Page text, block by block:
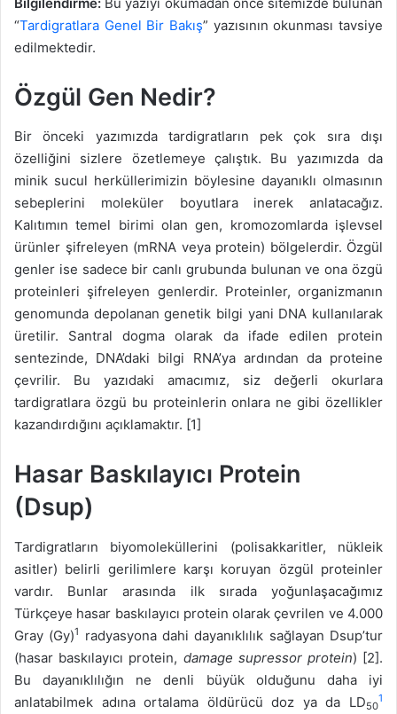
“Tardigratlara Genel Bir Bakış” yazısının okunması tavsiye
edilmektedir.
Özgül Gen Nedir?
Bir önceki yazımızda tardigratların pek çok sıra dışı
özelliğini sizlere özetlemeye çalıştık. Bu yazımızda da
minik sucul herküllerimizin böylesine dayanıklı olmasının
sebeplerini moleküler boyutlara inerek anlatacağız.
Kalıtımın temel birimi olan gen, kromozomlarda işlevsel
ürünler şifreleyen (mRNA veya protein) bölgelerdir. Özgül
genler ise sadece bir canlı grubunda bulunan ve ona özgü
proteinleri şifreleyen genlerdir. Proteinler, organizmanın
genomunda depolanan genetik bilgi yani DNA kullanılarak
üretilir. Santral dogma olarak da ifade edilen protein
sentezinde, DNA’daki bilgi RNA’ya ardından da proteine
çevrilir. Bu yazıdaki amacımız, siz değerli okurlara
tardigratlara özgü bu proteinlerin onlara ne gibi özellikler
kazandırdığını açıklamaktır. [1]
Hasar Baskılayıcı Protein
(Dsup)
Tardigratların biyomoleküllerini (polisakkaritler, nükleik
asitler) belirli gerilimlere karşı koruyan özgül proteinler
vardır. Bunlar arasında ilk sırada yoğunlaşacağımız
Türkçeye hasar baskılayıcı protein olarak çevrilen ve 4.000
Gray (Gy)1
radyasyona dahi dayanıklılık sağlayan Dsup’tur
(hasar baskılayıcı protein, damage supressor protein) [2].
Bu dayanıklılığın ne denli büyük olduğunu daha iyi
anlatabilmek adına ortalama öldürücü doz ya da LD50
1